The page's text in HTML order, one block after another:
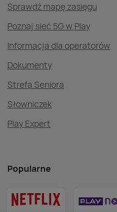
Sprawdź mapę zasięgu
Poznaj sieć 5G w Play
Informacja dla operatorów
Dokumenty
Strefa Seniora
Słowniczek
Play Expert
Popularne